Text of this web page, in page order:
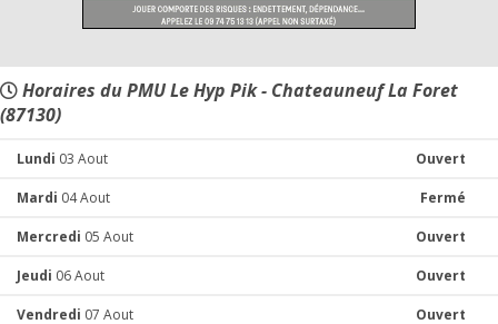
Horaires du PMU Le Hyp Pik - Chateauneuf La Foret
(87130)
Lundi 03 Aout Ouvert
Mardi 04 Aout Fermé
Mercredi 05 Aout Ouvert
Jeudi 06 Aout Ouvert
Vendredi 07 Aout Ouvert